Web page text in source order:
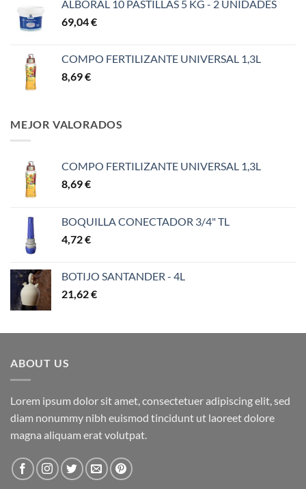
ALBORAL 10 PASTILLAS 5 KG - 2 UNIDADES
69,04€
COMPO FERTILIZANTE UNIVERSAL 1,3L
8,69€
MEJOR VALORADOS
COMPO FERTILIZANTE UNIVERSAL 1,3L
8,69€
BOQUILLA CONECTADOR 3/4" TL
4,72€
BOTIJO SANTANDER - 4L
21,62€
ABOUT US
Lorem ipsum dolor sit amet, consectetuer adipiscing elit, sed
diam nonummy nibh euismod tincidunt ut laoreet dolore
magna aliquam erat volutpat.